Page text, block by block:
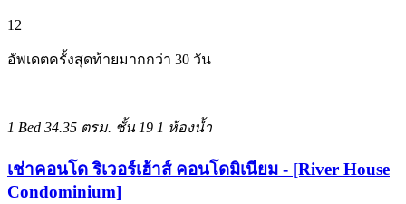
12
อัพเดตครั้งสุดท้ายมากกว่า 30 วัน
1 Bed 34.35 ตรม. ชั้น 19 1 ห้องน้ำ
เช่าคอนโด ริเวอร์เฮ้าส์ คอนโดมิเนียม - [River House
Condominium]